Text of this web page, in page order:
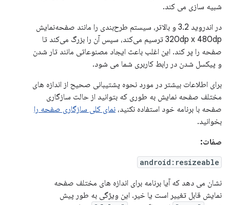
شبیه سازی می کند.
در اندروید 3.2 و بالاتر، سیستم طرح‌بندی را مانند صفحه‌نمایش
320dp x 480dp ترسیم می‌کند، سپس آن را بزرگ می‌کند تا
صفحه را پر کند. این اغلب باعث ایجاد مصنوعاتی مانند تار شدن
و پیکسل شدن در رابط کاربری شما می شود.
برای اطلاعات بیشتر در مورد نحوه پشتیبانی صحیح از اندازه های
مختلف صفحه نمایش به طوری که بتوانید از حالت سازگاری
صفحه با برنامه خود استفاده نکنید، نمای کلی سازگاری صفحه را
بخوانید.
صفات:
android:resizeable
نشان می دهد که آیا برنامه برای اندازه های مختلف صفحه
نمایش قابل تغییر است یا خیر. این ویژگی به طور پیش